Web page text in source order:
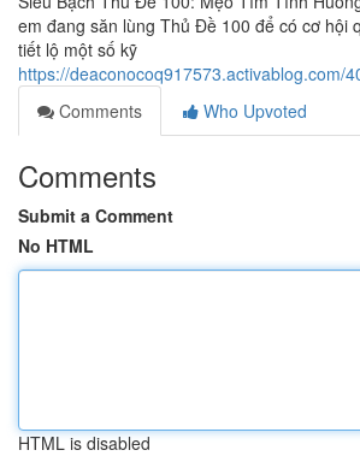
em đang săn lùng Thủ Đề 100 để có cơ hội
tiết lộ một số kỹ
https://deaconocoq917573.activablog.com/
Comments
Who Upvoted
Comments
Submit a Comment
No HTML
HTML is disabled